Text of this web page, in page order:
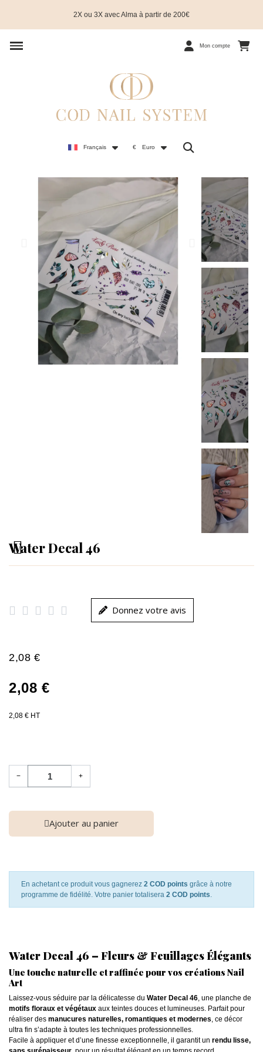
2X ou 3X avec Alma à partir de 200€
Mon compte
Français € Euro
Water Decal 46
     Donnez votre avis
2,08 €
2,08 €
2,08 € HT
− +
Ajouter au panier
En achetant ce produit vous gagnerez 2 COD points grâce à notre
programme de fidélité. Votre panier totalisera 2 COD points.
Water Decal 46 – Fleurs & Feuillages Élégants
Une touche naturelle et raffinée pour vos créations Nail
Art
Laissez-vous séduire par la délicatesse du Water Decal 46, une planche de
motifs floraux et végétaux aux teintes douces et lumineuses. Parfait pour
réaliser des manucures naturelles, romantiques et modernes, ce décor
ultra fin s’adapte à toutes les techniques professionnelles.
Facile à appliquer et d’une finesse exceptionnelle, il garantit un rendu lisse,